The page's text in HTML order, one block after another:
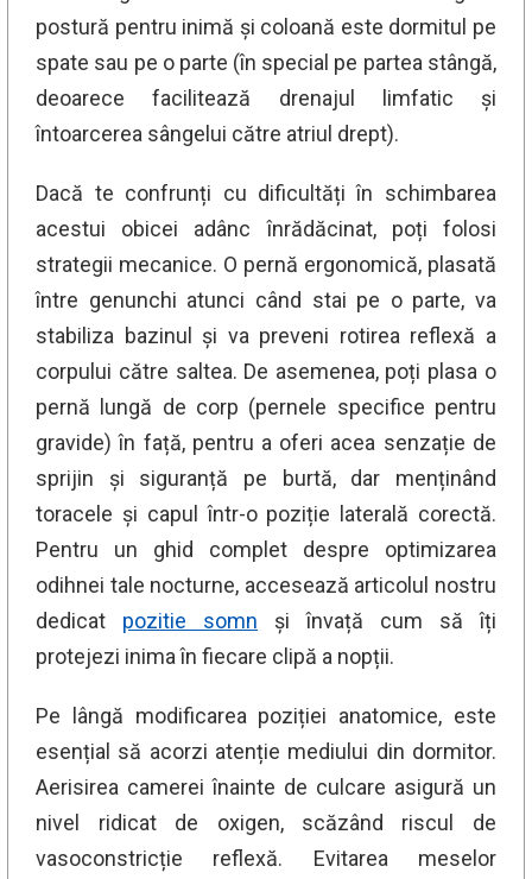
postură pentru inimă și coloană este dormitul pe
spate sau pe o parte (în special pe partea stângă,
deoarece facilitează drenajul limfatic și
întoarcerea sângelui către atriul drept).
Dacă te confrunți cu dificultăți în schimbarea
acestui obicei adânc înrădăcinat, poți folosi
strategii mecanice. O pernă ergonomică, plasată
între genunchi atunci când stai pe o parte, va
stabiliza bazinul și va preveni rotirea reflexă a
corpului către saltea. De asemenea, poți plasa o
pernă lungă de corp (pernele specifice pentru
gravide) în față, pentru a oferi acea senzație de
sprijin și siguranță pe burtă, dar menținând
toracele și capul într-o poziție laterală corectă.
Pentru un ghid complet despre optimizarea
odihnei tale nocturne, accesează articolul nostru
dedicat pozitie somn și învață cum să îți
protejezi inima în fiecare clipă a nopții.
Pe lângă modificarea poziției anatomice, este
esențial să acorzi atenție mediului din dormitor.
Aerisirea camerei înainte de culcare asigură un
nivel ridicat de oxigen, scăzând riscul de
vasoconstricție reflexă. Evitarea meselor